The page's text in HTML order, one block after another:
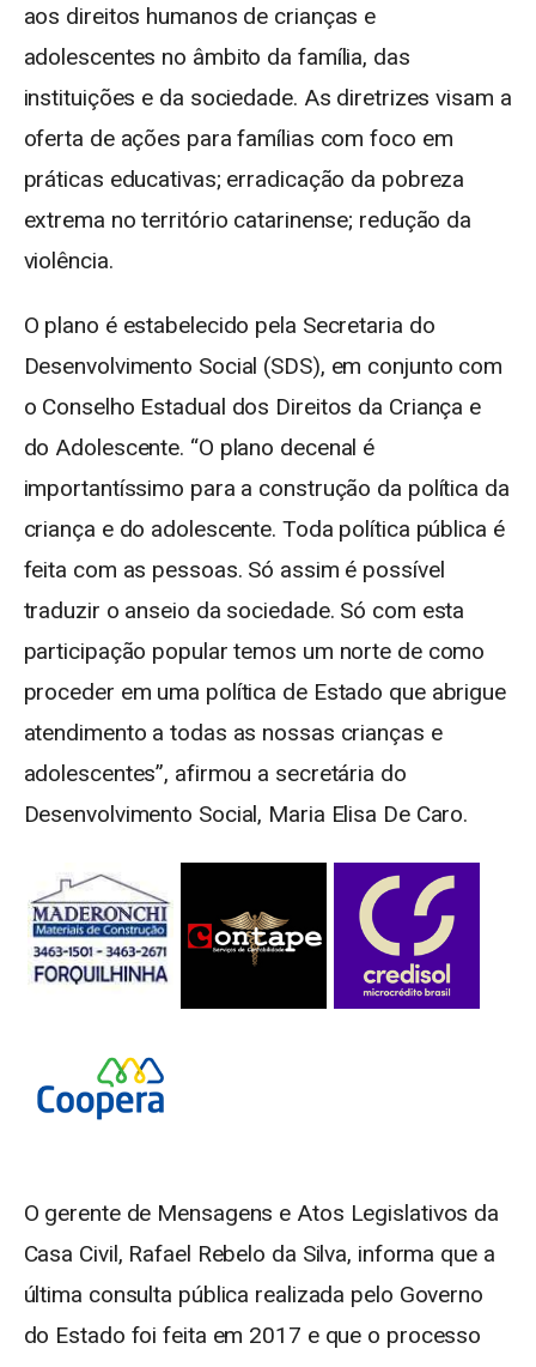
aos direitos humanos de crianças e
adolescentes no âmbito da família, das
instituições e da sociedade. As diretrizes visam a
oferta de ações para famílias com foco em
práticas educativas; erradicação da pobreza
extrema no território catarinense; redução da
violência.
O plano é estabelecido pela Secretaria do
Desenvolvimento Social (SDS), em conjunto com
o Conselho Estadual dos Direitos da Criança e
do Adolescente. “O plano decenal é
importantíssimo para a construção da política da
criança e do adolescente. Toda política pública é
feita com as pessoas. Só assim é possível
traduzir o anseio da sociedade. Só com esta
participação popular temos um norte de como
proceder em uma política de Estado que abrigue
atendimento a todas as nossas crianças e
adolescentes”, afirmou a secretária do
Desenvolvimento Social, Maria Elisa De Caro.
O gerente de Mensagens e Atos Legislativos da
Casa Civil, Rafael Rebelo da Silva, informa que a
última consulta pública realizada pelo Governo
do Estado foi feita em 2017 e que o processo